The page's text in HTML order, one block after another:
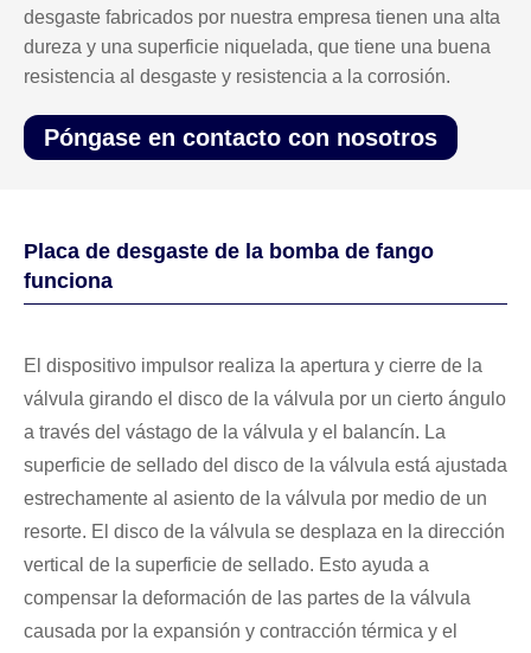
desgaste fabricados por nuestra empresa tienen una alta
dureza y una superficie niquelada, que tiene una buena
resistencia al desgaste y resistencia a la corrosión.
Póngase en contacto con nosotros
Placa de desgaste de la bomba de fango
funciona
El dispositivo impulsor realiza la apertura y cierre de la
válvula girando el disco de la válvula por un cierto ángulo
a través del vástago de la válvula y el balancín. La
superficie de sellado del disco de la válvula está ajustada
estrechamente al asiento de la válvula por medio de un
resorte. El disco de la válvula se desplaza en la dirección
vertical de la superficie de sellado. Esto ayuda a
compensar la deformación de las partes de la válvula
causada por la expansión y contracción térmica y el